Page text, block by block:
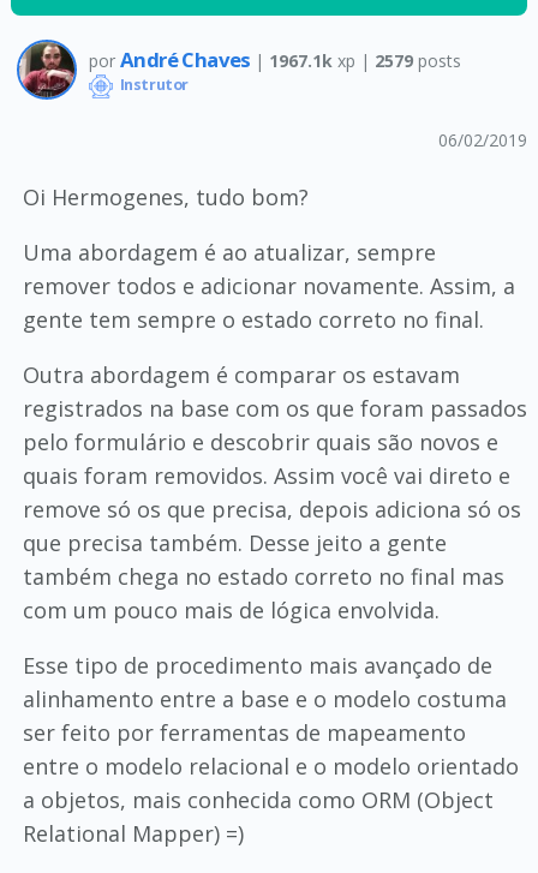
por André Chaves | 1967.1k xp | 2579 posts
Instrutor
06/02/2019
Oi Hermogenes, tudo bom?
Uma abordagem é ao atualizar, sempre
remover todos e adicionar novamente. Assim, a
gente tem sempre o estado correto no final.
Outra abordagem é comparar os estavam
registrados na base com os que foram passados
pelo formulário e descobrir quais são novos e
quais foram removidos. Assim você vai direto e
remove só os que precisa, depois adiciona só os
que precisa também. Desse jeito a gente
também chega no estado correto no final mas
com um pouco mais de lógica envolvida.
Esse tipo de procedimento mais avançado de
alinhamento entre a base e o modelo costuma
ser feito por ferramentas de mapeamento
entre o modelo relacional e o modelo orientado
a objetos, mais conhecida como ORM (Object
Relational Mapper) =)